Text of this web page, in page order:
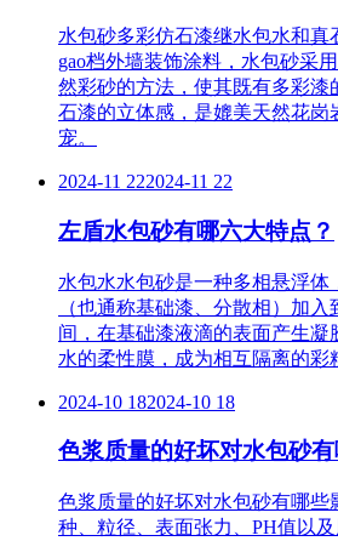
水包砂多彩仿石漆继水包水和真
gao档外墙装饰涂料，水包砂采
然彩砂的方法，使其既有多彩漆
石漆的立体感，是媲美天然花岗
宠。
2024-11 222024-11 22
左盾水包砂有哪六大特点？
水包水水包砂是一种多相悬浮体
（也通称基础漆、分散相）加
间，在基础漆液滴的表面产生凝
水的柔性膜，成为相互隔离的彩
2024-10 182024-10 18
色浆质量的好坏对水包砂有
色浆质量的好坏对水包砂有哪些
种、粒径、表面张力、PH值以